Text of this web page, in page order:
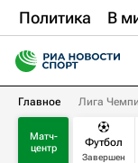
Политика В
Главное Лига
Матч-
центр
Футбол
Завершен